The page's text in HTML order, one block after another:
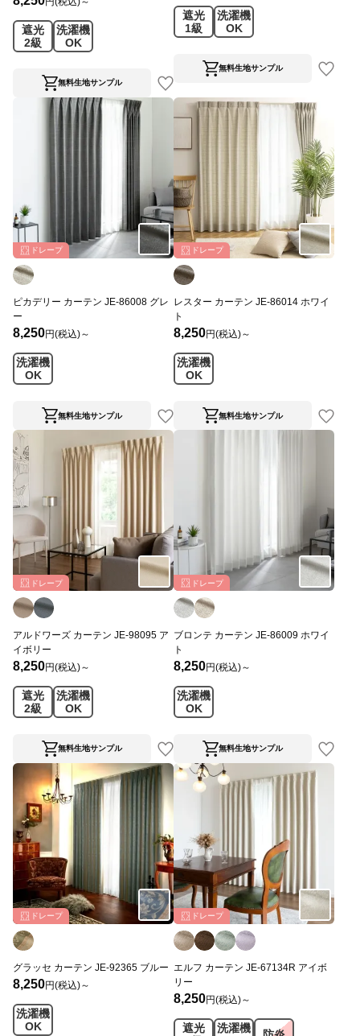
遮光
2級
洗濯機
OK
無料生地サンプル
遮光
1級
洗濯機
OK
無料生地サンプル
ドレープ
ピカデリー カーテン JE-86008 グレ
ー
8,250円(税込)～
洗濯機
OK
無料生地サンプル
ドレープ
レスター カーテン JE-86014 ホワイ
ト
8,250円(税込)～
洗濯機
OK
無料生地サンプル
ドレープ
アルドワーズ カーテン JE-98095 ア
イボリー
8,250円(税込)～
遮光
2級
洗濯機
OK
無料生地サンプル
ドレープ
ブロンテ カーテン JE-86009 ホワイ
ト
8,250円(税込)～
洗濯機
OK
無料生地サンプル
ドレープ
グラッセ カーテン JE-92365 ブルー
8,250円(税込)～
洗濯機
OK
ドレープ
エルフ カーテン JE-67134R アイボ
リー
8,250円(税込)～
遮光
洗濯機